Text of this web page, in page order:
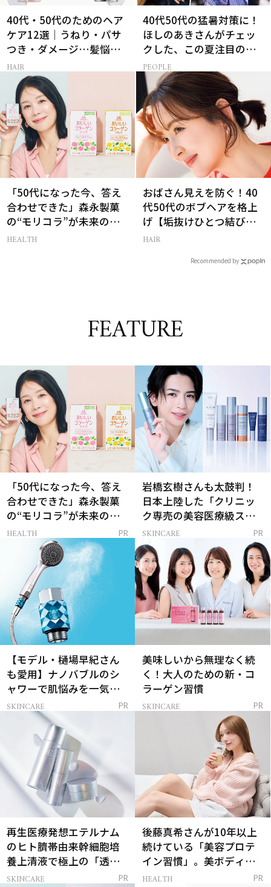
40代・50代のためのヘア
ケア12選｜うねり・パサ
つき・ダメージ…髪悩み
から選ぶベスコス受賞コ
スメ
HAIR
40代50代の猛暑対策に！
ほしのあきさんがチェッ
クした、この夏注目の暑
さ対策グッズ3選
PEOPLE
「50代になった今、答え
合わせできた」森永製菓
の“モリコラ”が未来のキ
レイを連れてくる！
HEALTH
おばさん見えを防ぐ！40
代50代のボブヘアを格上
げ【垢抜けひとつ結び】
のルール
HAIR
Recommended by
FEATURE
「50代になった今、答え
合わせできた」森永製菓
の“モリコラ”が未来のキ
レイを連れてくる！
HEALTH PR
岩橋玄樹さんも太鼓判！
日本上陸した「クリニッ
ク専売の美容医療級スキ
ンケア」
SKINCARE PR
【モデル・樋場早紀さん
も愛用】ナノバブルのシ
ャワーで肌悩みを一気に
解決
SKINCARE PR
美味しいから無理なく続
く！大人のための新・コ
ラーゲン習慣
SKINCARE PR
再生医療発想エテルナム
のヒト臍帯由来幹細胞培
養上清液で極上の「透明
感ハリ肌」へ
SKINCARE PR
後藤真希さんが10年以上
続けている「美容プロテ
イン習慣」。美ボディを
支える朝ルーティンと
HEALTH PR